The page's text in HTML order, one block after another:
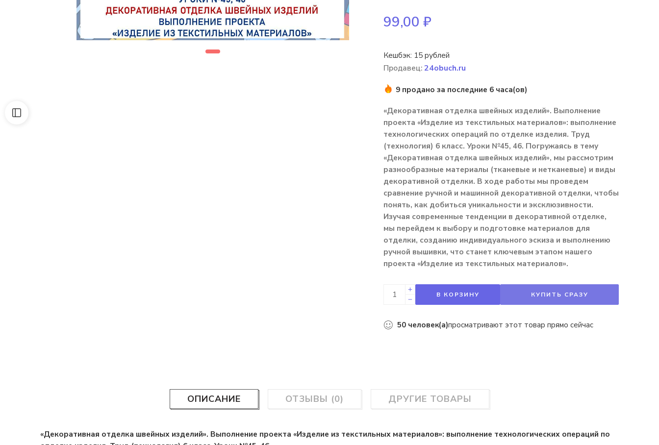
99,00 ₽
Кешбэк: 15 рублей
Продавец:24obuch.ru
9 продано за последние 6 часа(ов)
«Декоративная отделка швейных изделий». Выполнение
проекта «Изделие из текстильных материалов»: выполнение
технологических операций по отделке изделия. Труд
(технология) 6 класс. Уроки №45, 46. Погружаясь в тему
«Декоративная отделка швейных изделий», мы рассмотрим
разнообразные материалы (тканевые и нетканевые) и виды
декоративной отделки. В ходе работы мы проведем
сравнение ручной и машинной декоративной отделки, чтобы
понять, как добиться уникальности и эксклюзивности.
Изучая современные тенденции в декоративной отделке,
мы перейдем к выбору и подготовке материалов для
отделки, созданию индивидуального эскиза и выполнению
ручной вышивки, что станет ключевым этапом нашего
проекта «Изделие из текстильных материалов».
В КОРЗИНУ КУПИТЬ СРАЗУ
50 человек(а)просматривают этот товар прямо сейчас
ОПИСАНИЕ ОТЗЫВЫ (0) ДРУГИЕ ТОВАРЫ
«Декоративная отделка швейных изделий». Выполнение проекта «Изделие из текстильных материалов»: выполнение технологических операций по